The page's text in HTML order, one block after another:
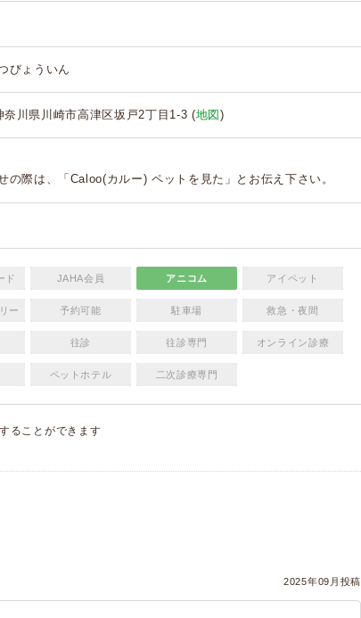
びょういん
奈川県川崎市高津区坂戸2丁目1-3 (地図 )
の際は、「Caloo(カルー) ペットを見た」とお伝え下さい。
ド JAHA会員 アニコム アイペット
ー 予約可能 駐車場 救急・夜間
往診 往診専門 オンライン診療
ペットホテル 二次診療専門
することができます
2025年09月投稿